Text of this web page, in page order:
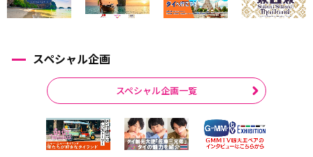
スペシャル企画
スペシャル企画一覧